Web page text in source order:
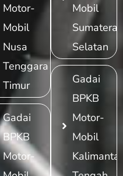
Motor-
Mobil
Nusa
Tenggara
Timur
Gadai
BPKB
Motor-
Mobil
Sumatera
Selatan
Gadai
BPKB
Motor-
Mobil